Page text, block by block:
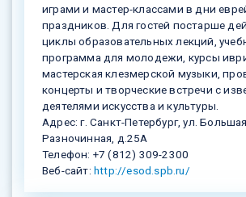
играми и мастер-классами в дни
праздников. Для гостей постарше
циклы образовательных лекций,
программа для молодежи, курсы
мастерская клезмерской музыки,
концерты и творческие встречи с
деятелями искусства и культуры.
Адрес: г. Санкт-Петербург, ул. Большая
Разночинная, д.25А
Телефон: +7 (812) 309-2300
Веб-сайт: http://esod.spb.ru/